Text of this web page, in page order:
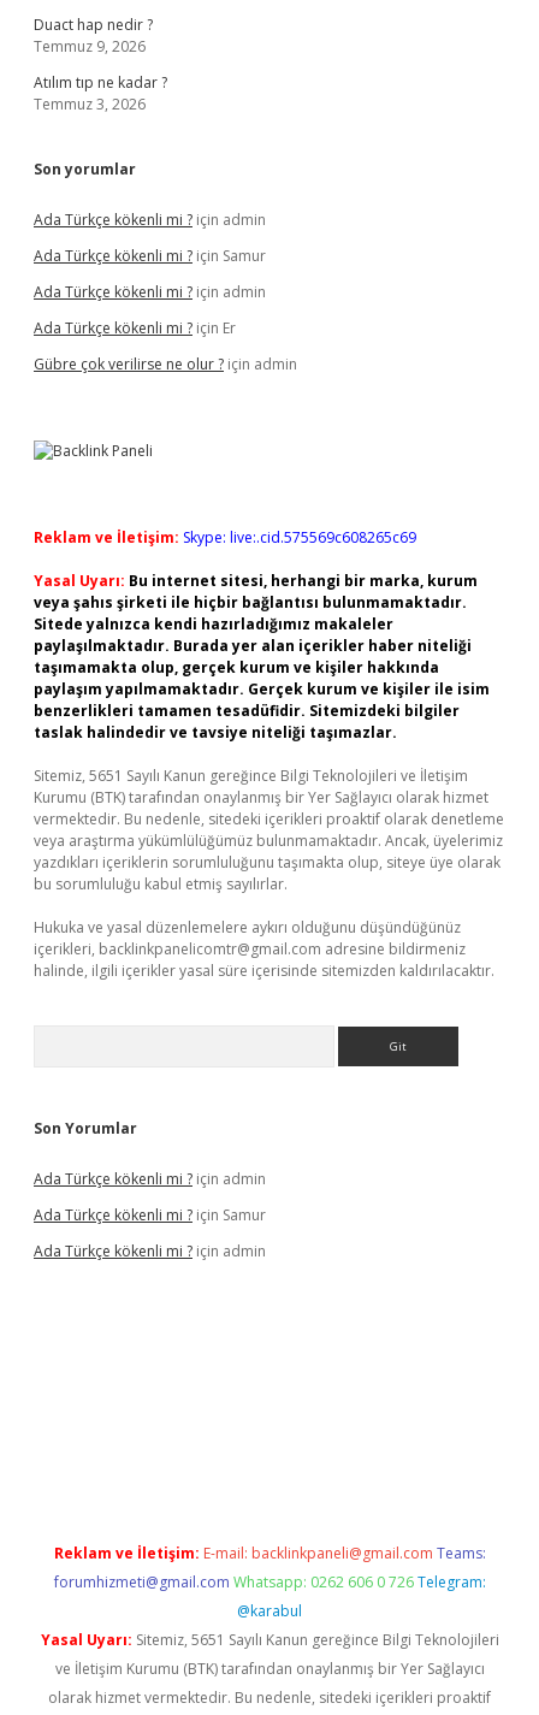
Duact hap nedir ?
Temmuz 9, 2026
Atılım tıp ne kadar ?
Temmuz 3, 2026
Son yorumlar
Ada Türkçe kökenli mi ? için admin
Ada Türkçe kökenli mi ? için Samur
Ada Türkçe kökenli mi ? için admin
Ada Türkçe kökenli mi ? için Er
Gübre çok verilirse ne olur ? için admin
Reklam ve İletişim: Skype: live:.cid.575569c608265c69
Yasal Uyarı: Bu internet sitesi, herhangi bir marka, kurum
veya şahıs şirketi ile hiçbir bağlantısı bulunmamaktadır.
Sitede yalnızca kendi hazırladığımız makaleler
paylaşılmaktadır. Burada yer alan içerikler haber niteliği
taşımamakta olup, gerçek kurum ve kişiler hakkında
paylaşım yapılmamaktadır. Gerçek kurum ve kişiler ile isim
benzerlikleri tamamen tesadüfidir. Sitemizdeki bilgiler
taslak halindedir ve tavsiye niteliği taşımazlar.
Sitemiz, 5651 Sayılı Kanun gereğince Bilgi Teknolojileri ve İletişim
Kurumu (BTK) tarafından onaylanmış bir Yer Sağlayıcı olarak hizmet
vermektedir. Bu nedenle, sitedeki içerikleri proaktif olarak denetleme
veya araştırma yükümlülüğümüz bulunmamaktadır. Ancak, üyelerimiz
yazdıkları içeriklerin sorumluluğunu taşımakta olup, siteye üye olarak
bu sorumluluğu kabul etmiş sayılırlar.
Hukuka ve yasal düzenlemelere aykırı olduğunu düşündüğünüz
içerikleri, backlinkpanelicomtr@gmail.com adresine bildirmeniz
halinde, ilgili içerikler yasal süre içerisinde sitemizden kaldırılacaktır.
Son Yorumlar
Ada Türkçe kökenli mi ? için admin
Ada Türkçe kökenli mi ? için Samur
Ada Türkçe kökenli mi ? için admin
Reklam ve İletişim: E-mail: backlinkpaneli@gmail.com Teams:
forumhizmeti@gmail.com Whatsapp: 0262 606 0 726 Telegram:
@karabul
Yasal Uyarı: Sitemiz, 5651 Sayılı Kanun gereğince Bilgi Teknolojileri
ve İletişim Kurumu (BTK) tarafından onaylanmış bir Yer Sağlayıcı
olarak hizmet vermektedir. Bu nedenle, sitedeki içerikleri proaktif